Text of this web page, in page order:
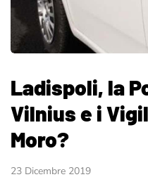
Ladispoli, la
Vilnius e i
Moro?
23 Dicembre 2019